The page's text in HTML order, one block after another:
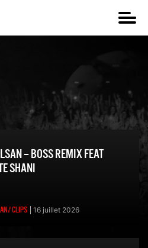
– BOSS REMIX FEAT
SHANI
CLIPS 16 juillet 2026